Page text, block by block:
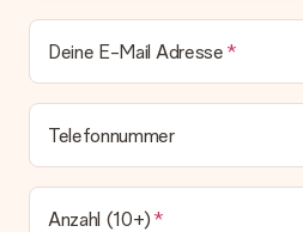
Deine E-Mail Adresse
Telefonnummer
Anzahl (10+)